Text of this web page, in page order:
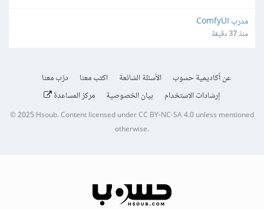
مدرب ComfyUI
منذ 37 دقيقة
عن أكاديمية حسوب الأسئلة الشائعة اكتب معنا
درّب معنا
إرشادات الاستخدام
بيان الخصوصية مركز المساعدة
© 2025 Hsoub.Content licensed underCC BY-NC-SA 4.0unless mentioned
otherwise.